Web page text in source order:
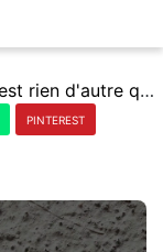
Un objectif n'est rien d'autre qu'un rÃªve avec une Ã©chÃ©ance.
PINTEREST